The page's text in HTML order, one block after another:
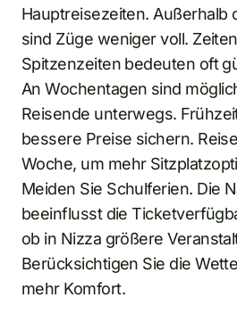
Hauptreisezeiten. Außerhalb
sind Züge weniger voll.
Spitzenzeiten bedeuten oft
An Wochentagen sind
Reisende unterwegs.
bessere Preise sichern.
Woche, um mehr
Meiden Sie Schulferien. Die
beeinflusst die
ob in Nizza größere
Berücksichtigen Sie die
mehr Komfort.